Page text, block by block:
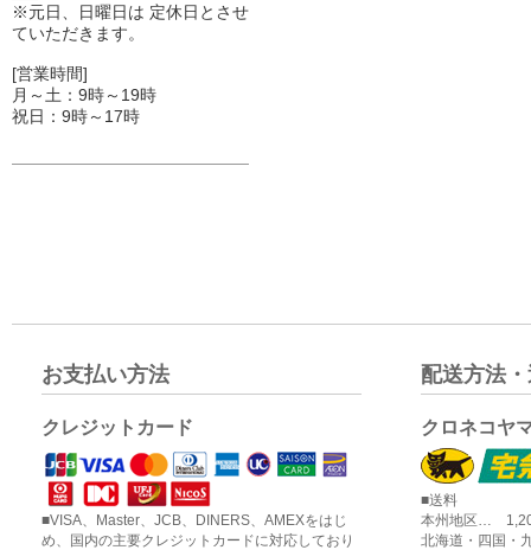
※元日、日曜日は 定休日とさせ
ていただきます。
[営業時間]
月～土：9時～19時
祝日：9時～17時
お支払い方法
クレジットカード
■VISA、Master、JCB、DINERS、AMEXをはじ
め、国内の主要クレジットカードに対応しており
配送方法
クロネコヤ
■送料
本州地区…
北海道・四国